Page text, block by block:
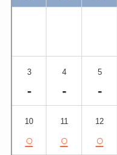
3
-
4
-
5
-
10
○
11
○
12
○